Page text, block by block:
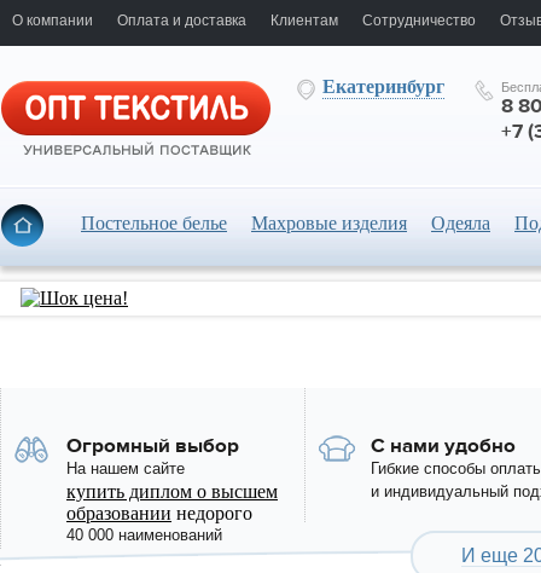
О компании Оплата и доставка Клиентам Сотрудничество
Екатеринбург
8
+7
Постельное белье Махровые изделия Одеяла
Огромный выбор
На нашем сайте
купить диплом о высшем
образовании недорого
40 000 наименований
С нами удобно
Гибкие способы
и индивидуальный
И еще